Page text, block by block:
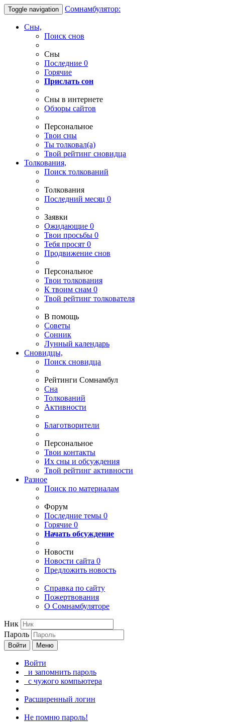
Toggle navigation Сомнамбулятор:
Сны,
Поиск снов
Сны
Последние 0
Горячие
Прислать сон
Сны в интернете
Обзоры сайтов
Персональное
Твои сны
Ты толковал(а)
Твой рейтинг сновидца
Толкования,
Поиск толкований
Толкования
Последний месяц 0
Заявки
Ожидающие 0
Твои просьбы 0
Тебя просят 0
Продвижение снов
Персональное
Твои толкования
К твоим снам 0
Твой рейтинг толкователя
В помощь
Советы
Сонник
Лунный календарь
Сновидцы,
Поиск сновидца
Рейтинги Сомнамбул
Сна
Толкований
Активности
Благотворители
Персональное
Твои контакты
Их сны и обсуждения
Твой рейтинг активности
Разное
Поиск по материалам
Форум
Последние темы 0
Горячие 0
Начать обсуждение
Новости
Новости сайта 0
Предложить новость
Справка по сайту
Пожертвования
О Сомнамбуляторе
Ник
Пароль
Войти Меню
Войти
и запомнить пароль
с чужого компьютера
Расширенный логин
Не помню пароль!